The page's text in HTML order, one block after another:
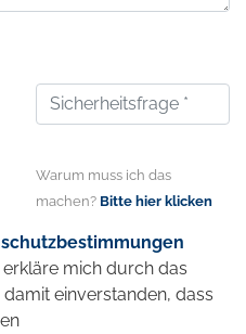
Warum muss ich das
machen? Bitte hier klicken
mich durch das
einverstanden, dass